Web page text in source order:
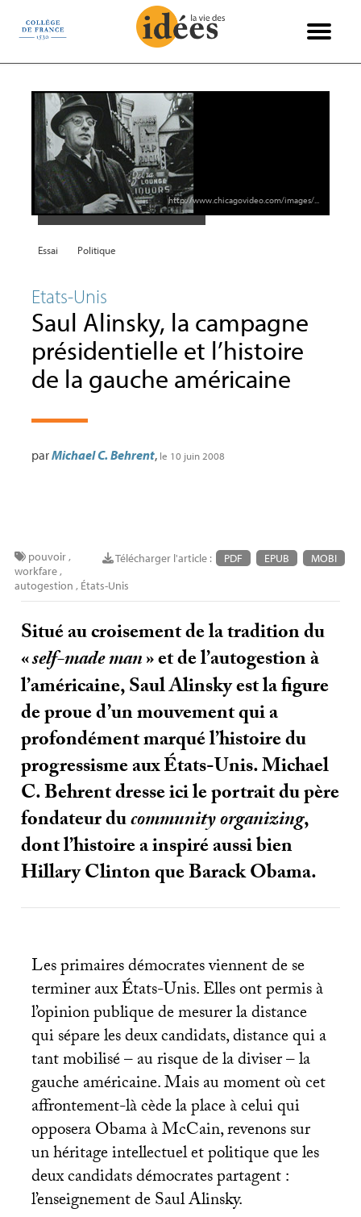
Panneau de gestion des cookies
http://www.chicagovideo.com/images/...
Essai Politique
Etats-Unis
Saul Alinsky, la campagne
présidentielle et l’histoire
de la gauche américaine
parMichael C. Behrent, le 10 juin 2008
Télécharger l'article : PDF EPUB MOBI
pouvoir,
workfare,
autogestion , États-Unis
Situé au croisement de la tradition du
«self-made man» et de l’autogestion à
l’américaine, Saul Alinsky est la figure
de proue d’un mouvement qui a
profondément marqué l’histoire du
progressisme aux États-Unis. Michael
C. Behrent dresse ici le portrait du père
fondateur ducommunity organizing,
dont l’histoire a inspiré aussi bien
Hillary Clinton que Barack Obama.
Les primaires démocrates viennent de se
terminer aux États-Unis. Elles ont permis à
l’opinion publique de mesurer la distance
qui sépare les deux candidats, distance qui a
tant mobilisé – au risque de la diviser – la
gauche américaine. Mais au moment où cet
affrontement-là cède la place à celui qui
opposera Obama à McCain, revenons sur
un héritage intellectuel et politique que les
deux candidats démocrates partagent :
l’enseignement de Saul Alinsky.